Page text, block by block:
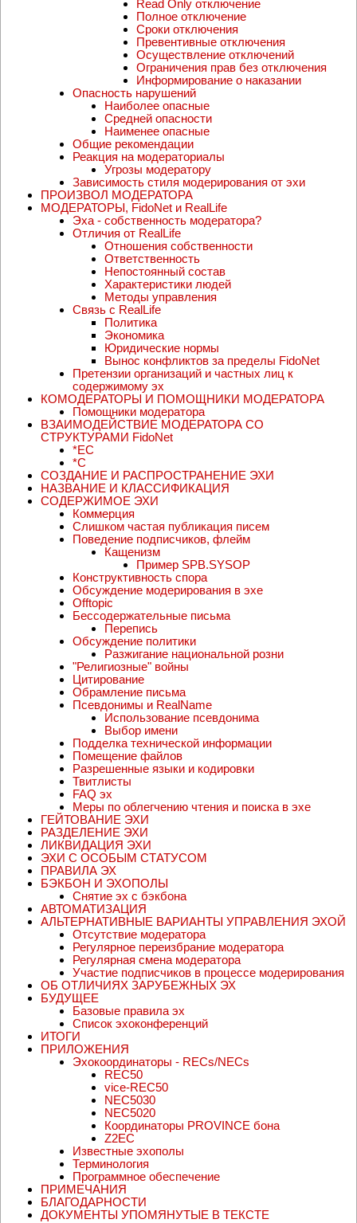
Read Only отключение
Полное отключение
Сроки отключения
Превентивные отключения
Осуществление отключений
Ограничения прав без отключения
Информирование о наказании
Опасность нарушений
Наиболее опасные
Средней опасности
Наименее опасные
Общие рекомендации
Реакция на модераториалы
Угрозы модератору
Зависимость стиля модерирования от эхи
ПРОИЗВОЛ МОДЕРАТОРА
МОДЕРАТОРЫ, FidoNet и RealLife
Эха - собственность модератора?
Отличия от RealLife
Отношения собственности
Ответственность
Непостоянный состав
Характеристики людей
Методы управления
Связь с RealLife
Политика
Экономика
Юридические нормы
Вынос конфликтов за пределы FidoNet
Претензии организаций и частных лиц к
содержимому эх
КОМОДЕРАТОРЫ И ПОМОЩНИКИ МОДЕРАТОРА
Помощники модератора
ВЗАИМОДЕЙСТВИЕ МОДЕРАТОРА СО
СТРУКТУРАМИ FidoNet
*EC
*C
СОЗДАНИЕ И РАСПРОСТРАНЕНИЕ ЭХИ
НАЗВАНИЕ И КЛАССИФИКАЦИЯ
СОДЕРЖИМОЕ ЭХИ
Коммерция
Слишком частая публикация писем
Поведение подписчиков, флейм
Кащенизм
Пример SPB.SYSOP
Конструктивность спора
Обсуждение модерирования в эхе
Offtopic
Бессодержательные письма
Перепись
Обсуждение политики
Разжигание национальной розни
"Религиозные" войны
Цитирование
Обрамление письма
Псевдонимы и RealName
Использование псевдонима
Выбор имени
Подделка технической информации
Помещение файлов
Разрешенные языки и кодировки
Твитлисты
FAQ эх
Меры по облегчению чтения и поиска в эхе
ГЕЙТОВАНИЕ ЭХИ
РАЗДЕЛЕНИЕ ЭХИ
ЛИКВИДАЦИЯ ЭХИ
ЭХИ С ОСОБЫМ СТАТУСОМ
ПРАВИЛА ЭХ
БЭКБОН И ЭХОПОЛЫ
Снятие эх с бэкбона
АВТОМАТИЗАЦИЯ
АЛЬТЕРНАТИВНЫЕ ВАРИАНТЫ УПРАВЛЕНИЯ ЭХОЙ
Отсутствие модератора
Регулярное переизбрание модератора
Регулярная смена модератора
Участие подписчиков в процессе модерирования
ОБ ОТЛИЧИЯХ ЗАРУБЕЖНЫХ ЭХ
БУДУЩЕЕ
Базовые правила эх
Список эхоконференций
ИТОГИ
ПРИЛОЖЕНИЯ
Эхокоординаторы - RECs/NECs
REC50
vice-REC50
NEC5030
NEC5020
Координаторы PROVINCE бона
Z2EC
Известные эхополы
Терминология
Программное обеспечение
ПРИМЕЧАНИЯ
БЛАГОДАРНОСТИ
ДОКУМЕНТЫ УПОМЯНУТЫЕ В ТЕКСТЕ